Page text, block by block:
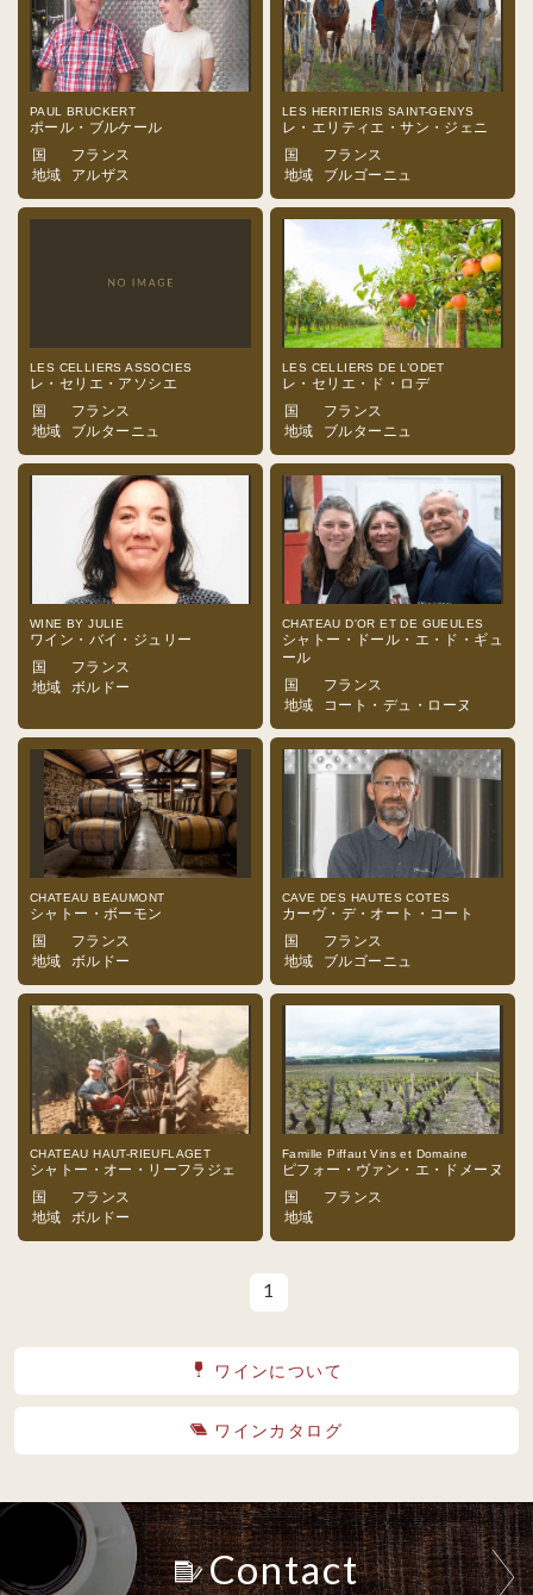
PAUL BRUCKERT
ポール・ブルケール
国
フランス
地域
アルザス
LES HERITIERIS SAINT-GENYS
レ・エリティエ・サン・ジェニ
国
フランス
地域
ブルゴーニュ
LES CELLIERS ASSOCIES
レ・セリエ・アソシエ
国
フランス
地域
ブルターニュ
LES CELLIERS DE L’ODET
レ・セリエ・ド・ロデ
国
フランス
地域
ブルターニュ
WINE BY JULIE
ワイン・バイ・ジュリー
国
フランス
地域
ボルドー
CHATEAU D'OR ET DE GUEULES
シャトー・ドール・エ・ド・ギュ
ール
国
フランス
地域
コート・デュ・ローヌ
CHATEAU BEAUMONT
シャトー・ボーモン
国
フランス
地域
ボルドー
CAVE DES HAUTES COTES
カーヴ・デ・オート・コート
国
フランス
地域
ブルゴーニュ
CHATEAU HAUT-RIEUFLAGET
シャトー・オー・リーフラジェ
国
フランス
地域
ボルドー
Famille Piffaut Vins et Domaine
ピフォー・ヴァン・エ・ドメーヌ
国
フランス
地域
1
ワインについて
ワインカタログ
Contact